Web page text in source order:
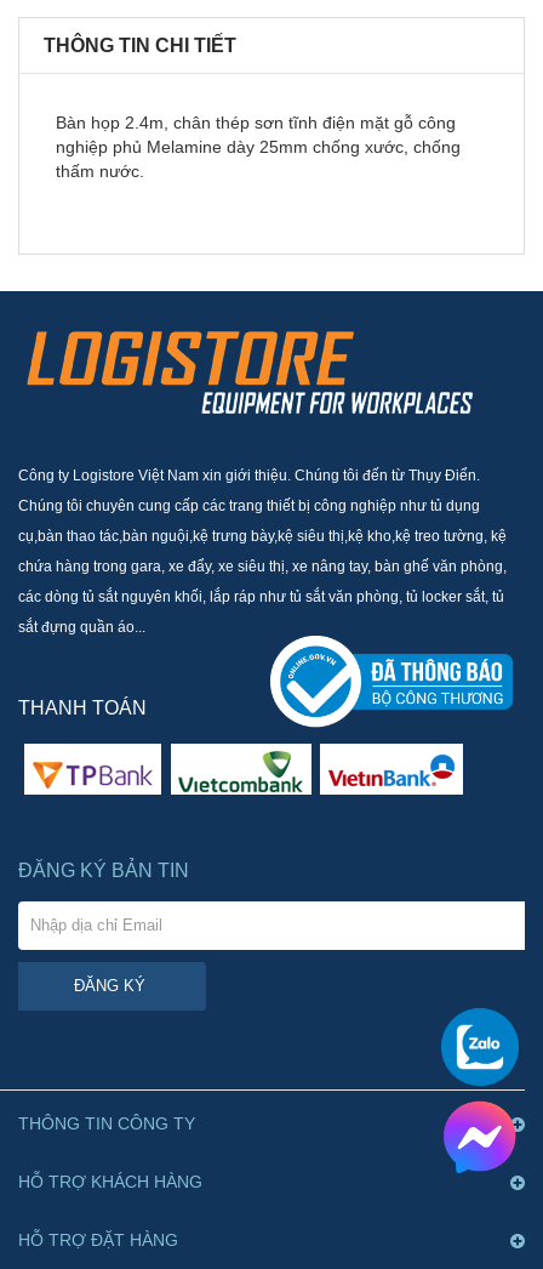
THÔNG TIN CHI TIẾT
Bàn họp 2.4m, chân thép sơn tĩnh điện mặt gỗ công
nghiệp phủ Melamine dày 25mm chống xước, chống
thấm nước.
Công ty Logistore Việt Nam xin giới thiệu. Chúng tôi đến từ Thụy Điển.
Chúng tôi chuyên cung cấp các trang thiết bị công nghiệp như tủ dụng
cụ,bàn thao tác,bàn nguội,kệ trưng bày,kệ siêu thị,kệ kho,kệ treo tường, kệ
chứa hàng trong gara, xe đẩy, xe siêu thị, xe nâng tay, bàn ghế văn phòng,
các dòng tủ sắt nguyên khối, lắp ráp như tủ sắt văn phòng, tủ locker sắt, tủ
sắt đựng quần áo...
THANH TOÁN
ĐĂNG KÝ BẢN TIN
ĐĂNG KÝ
THÔNG TIN CÔNG TY
HỖ TRỢ KHÁCH HÀNG
HỖ TRỢ ĐẶT HÀNG